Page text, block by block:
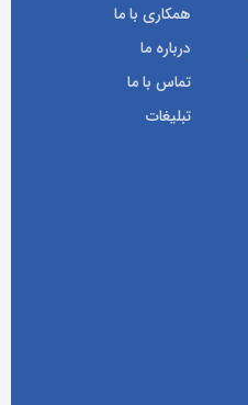
همکاری با ما
درباره ما
تماس با ما
تبلیغات